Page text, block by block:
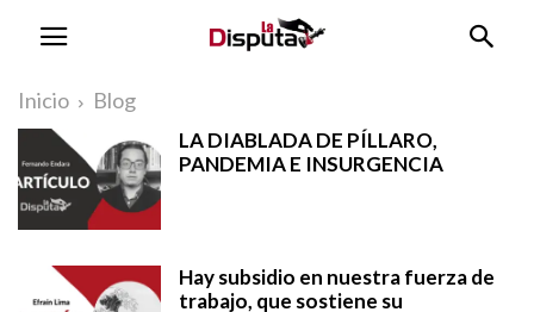
Inicio Blog
LA DIABLADA DE PÍLLARO,
PANDEMIA E INSURGENCIA
Hay subsidio en nuestra fuerza de
trabajo, que sostiene su